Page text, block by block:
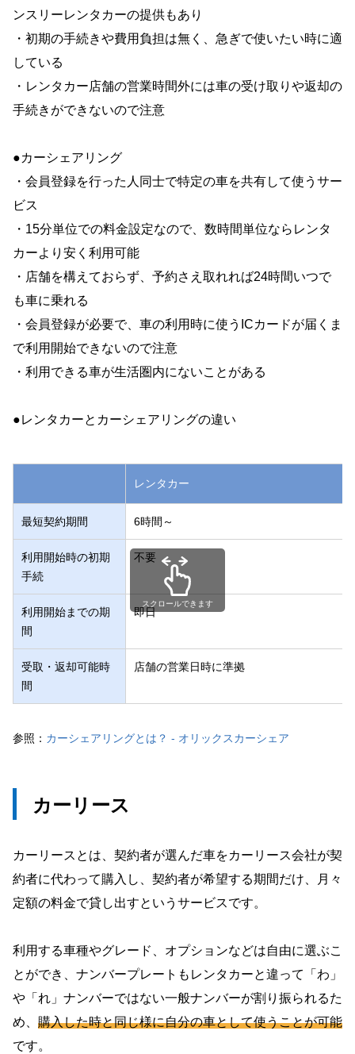
ンスリーレンタカーの提供もあり
・初期の手続きや費用負担は無く、急ぎで使いたい時に適
している
・レンタカー店舗の営業時間外には車の受け取りや返却の
手続きができないので注意
●カーシェアリング
・会員登録を行った人同士で特定の車を共有して使うサー
ビス
・15分単位での料金設定なので、数時間単位ならレンタ
カーより安く利用可能
・店舗を構えておらず、予約さえ取れれば24時間いつで
も車に乗れる
・会員登録が必要で、車の利用時に使うICカードが届くま
で利用開始できないので注意
・利用できる車が生活圏内にないことがある
●レンタカーとカーシェアリングの違い
レンタカー
最短契約期間 6時間～
利用開始時の初期
手続
不要
利用開始までの期
間
即日
受取・返却可能時
間
店舗の営業日時に準拠
スクロールできます
参照： カーシェアリングとは？ - オリックスカーシェア
カーリース
カーリースとは、契約者が選んだ車をカーリース会社が契
約者に代わって購入し、契約者が希望する期間だけ、月々
定額の料金で貸し出すというサービスです。
利用する車種やグレード、オプションなどは自由に選ぶこ
とができ、ナンバープレートもレンタカーと違って「わ」
や「れ」ナンバーではない一般ナンバーが割り振られるた
め、 購入した時と同じ様に自分の車として使うことが可能
です。